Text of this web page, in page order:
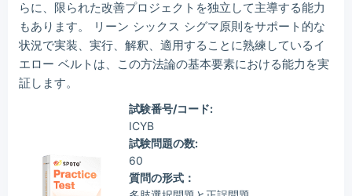
らに、限られた改善プロジェクトを独立して主導する能力
もあります。 リーン シックス シグマ原則をサポート的な
状況で実装、実行、解釈、適用することに熟練しているイ
エロー ベルトは、この方法論の基本要素における能力を実
証します。
試験番号/コード:
ICYB
試験問題の数:
60
質問の形式：